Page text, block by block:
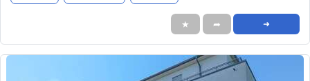
★ ➦ ➜